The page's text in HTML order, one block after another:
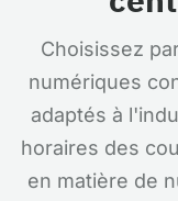
Choisissez
numériques
adaptés à
horaires des
en matière de